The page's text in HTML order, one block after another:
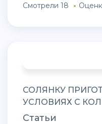
Смотрели 18
СОЛЯНКУ
УСЛОВИЯХ С
Статьи